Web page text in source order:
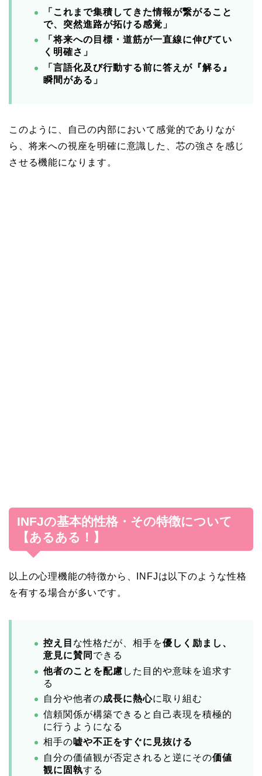
「これまで集積してきた情報が繋がること
で、突然進路が拓ける感覚」
「将来への目標・道筋が一直線に伸びてい
く明確さ」
「言語化及び行動する前に答えが『解る』
瞬間がある」
このように、自己の内部において感覚的でありなが
ら、将来への視座を明確に意識した、芯の強さを感じ
させる機能になります。
INFJの基本的性格・その特徴について
【あるある！】
以上の心理機能の特徴から、INFJは以下のような性格
を有する場合が多いです。
控え目 な性格だが、相手を優しく励まし、
意見に賛同 できる
他者のことを配慮 した目的や意味を追求す
る
自分や他者の成長に熱心に取り組む
信頼関係が構築できると自己表現を積極的
に行うようになる
相手の嘘や不正をすぐに見抜ける
自分の価値観が否定されると逆にその価値
観に固執する